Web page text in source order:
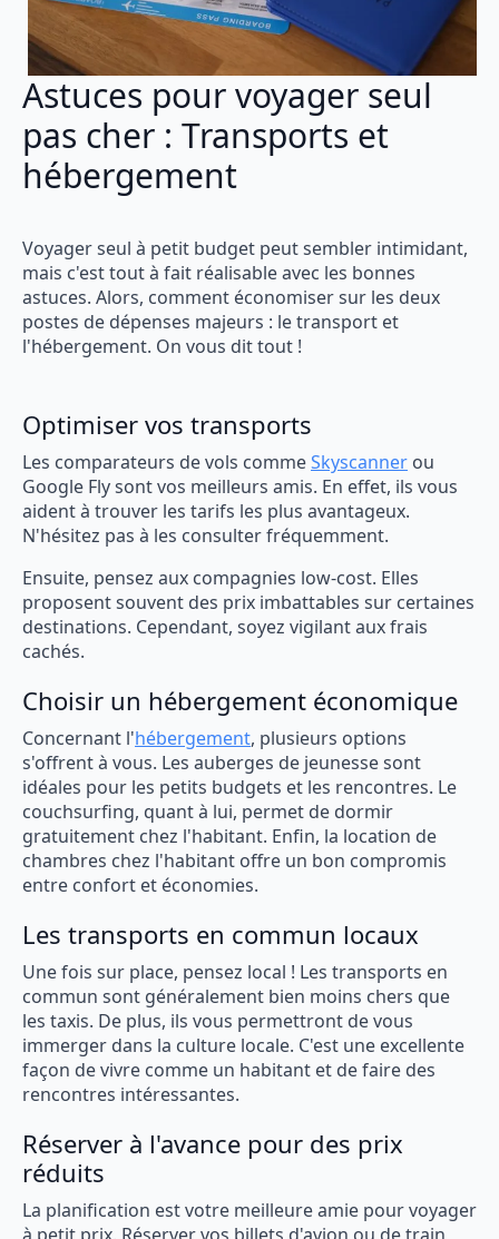
Astuces pour voyager seul
pas cher : Transports et
hébergement
Voyager seul à petit budget peut sembler intimidant,
mais c'est tout à fait réalisable avec les bonnes
astuces. Alors, comment économiser sur les deux
postes de dépenses majeurs : le transport et
l'hébergement. On vous dit tout !
Optimiser vos transports
Les comparateurs de vols commeSkyscanner ou
Google Fly sont vos meilleurs amis. En effet, ils vous
aident à trouver les tarifs les plus avantageux.
N'hésitez pas à les consulter fréquemment.
Ensuite, pensez aux compagnies low-cost. Elles
proposent souvent des prix imbattables sur certaines
destinations. Cependant, soyez vigilant aux frais
cachés.
Choisir un hébergement économique
Concernant l'hébergement, plusieurs options
s'offrent à vous. Les auberges de jeunesse sont
idéales pour les petits budgets et les rencontres. Le
couchsurfing, quant à lui, permet de dormir
gratuitement chez l'habitant. Enfin, la location de
chambres chez l'habitant offre un bon compromis
entre confort et économies.
Les transports en commun locaux
Une fois sur place, pensez local ! Les transports en
commun sont généralement bien moins chers que
les taxis. De plus, ils vous permettront de vous
immerger dans la culture locale. C'est une excellente
façon de vivre comme un habitant et de faire des
rencontres intéressantes.
Réserver à l'avance pour des prix
réduits
La planification est votre meilleure amie pour voyager